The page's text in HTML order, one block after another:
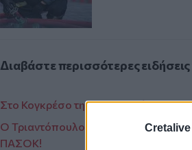
Cretalive
Διαβάστε περισσότερες
Στο Κογκρέσο της…Αυτοδιοίκησης ο
Ο Τριαντόπουλος, η "απόδραση" από
ΠΑΣΟΚ!